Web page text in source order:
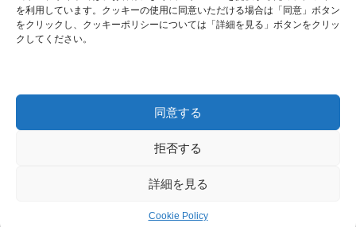
を利用しています。クッキーの使用に同意いただける場合は「同意」ボタン
をクリックし、クッキーポリシーについては「詳細を見る」ボタンをクリッ
クしてください。
同意する
拒否する
詳細を見る
Cookie Policy
COMPANY
会社情報
SERVICE
サービス一覧
CONTACT